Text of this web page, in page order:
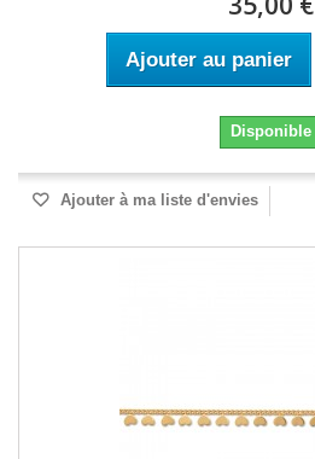
Ajouter au panier
Disponible
Ajouter à ma liste d'envies